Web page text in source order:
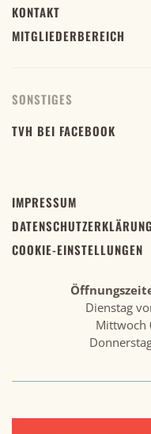
KONTAKT
MITGLIEDERBEREICH
SONSTIGES
TVH BEI FACEBOOK
IMPRESSUM
DATENSCHUTZERKLÄRUNG
COOKIE-EINSTELLUNGEN
Dienstag
Mittwoch